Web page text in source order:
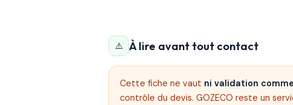
⚠️ À lire avant tout contact
Cette fiche ne vaut ni validation
contrôle du devis. GOZECO reste un